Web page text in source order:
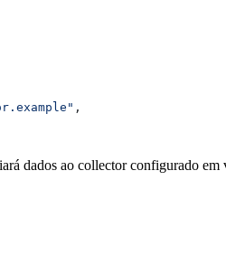
,
dados ao collector configurado em